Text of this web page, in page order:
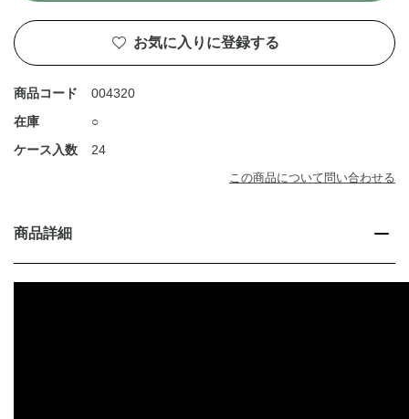
お気に入りに登録する
商品コード
004320
在庫
○
ケース入数
24
この商品について問い合わせる
商品詳細